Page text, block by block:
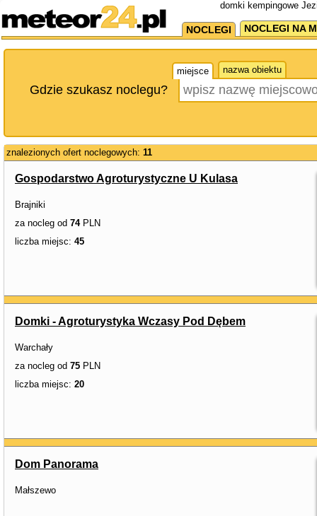
domki kempingowe
NOCLEGI NOCLEGI NA
miejsce nazwa obiektu
Gdzie szukasz noclegu?
znalezionych ofert noclegowych: 11
Gospodarstwo Agroturystyczne U Kulasa
Brajniki
za nocleg od 74PLN
liczba miejsc: 45
Domki - Agroturystyka Wczasy Pod Dębem
Warchały
za nocleg od 75 PLN
liczba miejsc: 20
Dom Panorama
Małszewo